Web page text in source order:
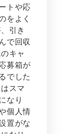
トや応
をよく
引き
で回収
キャ
募箱が
でした
スマ
なり
個人情
置がな